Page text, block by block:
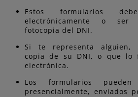
Estos formularios
electrónicamente o ser
fotocopia del DNI.
Si te representa alguien,
copia de su DNI, o que lo
electrónica.
Los formularios pueden
presencialmente, enviados